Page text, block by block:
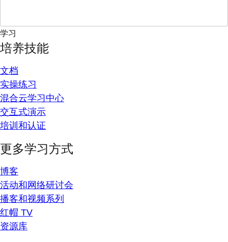
学习
培养技能
文档
实操练习
混合云学习中心
交互式演示
培训和认证
更多学习方式
博客
活动和网络研讨会
播客和视频系列
红帽 TV
资源库